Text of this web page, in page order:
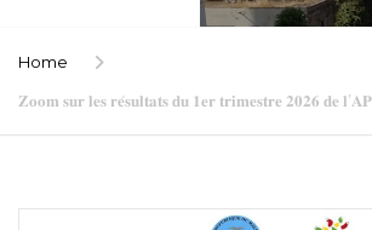
Home
𝐙𝐨𝐨𝐦 𝐬𝐮𝐫 𝐥𝐞𝐬 𝐫𝐞́𝐬𝐮𝐥𝐭𝐚𝐭𝐬 𝐝𝐮 𝟏𝐞𝐫 𝐭𝐫𝐢𝐦𝐞𝐬𝐭𝐫𝐞 𝟐𝟎𝟐𝟔 𝐝𝐞